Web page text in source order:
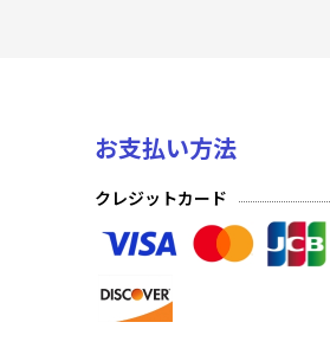
お支払い方法
クレジットカード